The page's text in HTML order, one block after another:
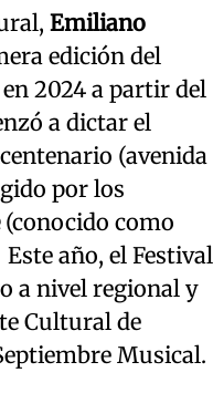
Emiliano
edición del
2024 a partir del
a dictar el
(avenida
por los
(conocido como
Este año, el Festival
a nivel regional y
Cultural de
Musical.